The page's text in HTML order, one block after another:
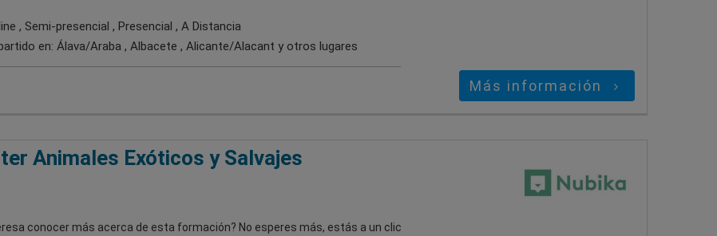
, Semi-presencial , Presencial , A Distancia
en: Álava/Araba , Albacete , Alicante/Alacant y otros lugares
Más información
Animales Exóticos y Salvajes
conocer más acerca de esta formación? No esperes más, estás a un clic